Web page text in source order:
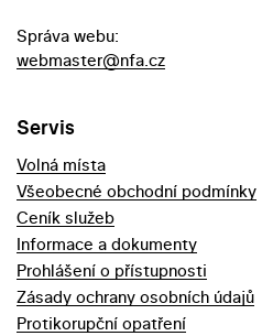
Správa webu:
webmaster@nfa.cz
Servis
Volná místa
Všeobecné obchodní podmínky
Ceník služeb
Informace a dokumenty
Prohlášení o přístupnosti
Zásady ochrany osobních údajů
Protikorupční opatření